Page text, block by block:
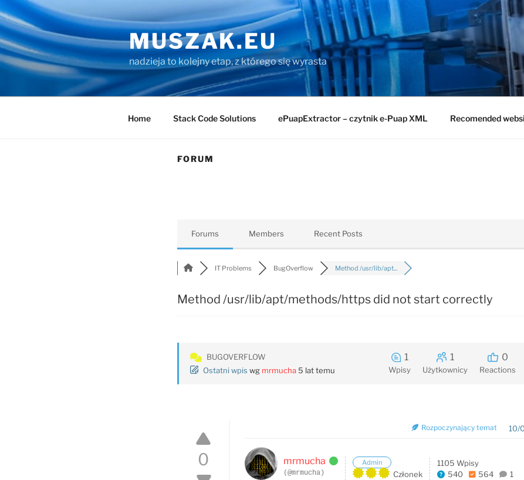
Przejdź
do
treści
MUSZAK.EU
nadzieja to kolejny etap, z którego się wyrasta
Home Stack Code Solutions ePuapExtractor – czytnik e-Puap XML Recomended
FORUM
Forums Members Recent Posts
IT Problems BugOverflow Method /usr/lib/apt...
Method /usr/lib/apt/methods/https did not start correctly
BUGOVERFLOW
Ostatni wpis wg mrmucha5 lat temu
1
Wpisy
1
Użytkownicy
0
Reactions
0
10/
Rozpoczynający temat
mrmucha
(@mrmucha)
Admin
Członek
1105 Wpisy
540
564 1